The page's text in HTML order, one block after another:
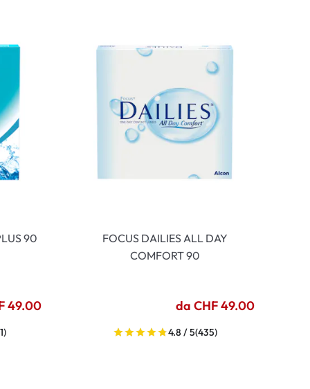
90
49.00
FOCUS DAILIES ALL DAY
COMFORT 90
da CHF 49.00
4.8 / 5(435)